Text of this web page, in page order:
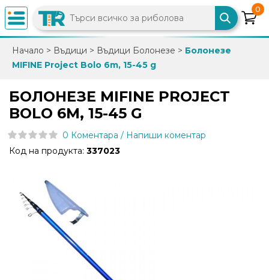
×
0882
086
info@trfish.com
Регистрация
Промоции
0
Начало > Въдици > Въдици Болонезе > Болонезе
MIFINE Project Bolo 6m, 15-45 g
БОЛОНЕЗЕ MIFINE PROJECT
BOLO 6M, 15-45 G
0 Коментара / Напиши коментар
Код на продукта: 337023